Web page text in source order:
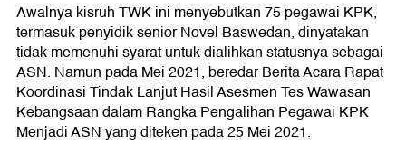
Awalnya kisruh TWK ini menyebutkan 75 pegawai KPK,
termasuk penyidik senior Novel Baswedan, dinyatakan
tidak memenuhi syarat untuk dialihkan statusnya sebagai
ASN. Namun pada Mei 2021, beredar Berita Acara Rapat
Koordinasi Tindak Lanjut Hasil Asesmen Tes Wawasan
Kebangsaan dalam Rangka Pengalihan Pegawai KPK
Menjadi ASN yang diteken pada 25 Mei 2021.